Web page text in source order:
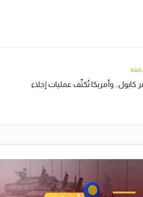
كابول.. وأمريكا تُكثّف عمليات إجلاء